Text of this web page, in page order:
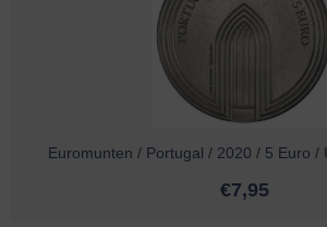
Euromunten / Portugal / 2020 / 5 Euro /
€7,95